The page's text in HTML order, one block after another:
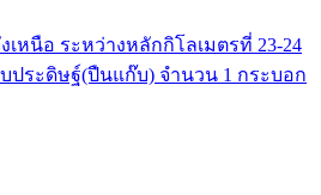
หนือ ระหว่างหลักกิโลเมตรที่ 23-24
ประดิษฐ์(ปืนแก๊บ) จำนวน 1 กระบอก